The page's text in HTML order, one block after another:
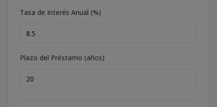
Tasa de Interés Anual (%)
Plazo del Préstamo (años)